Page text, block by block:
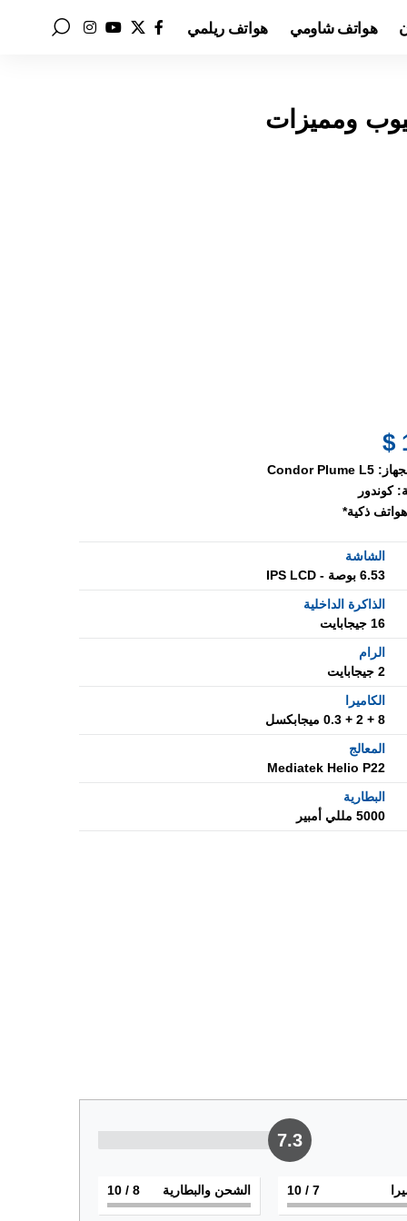
هواتف شاومي هواتف ريلمي
Condor Plume L5
كوندور
هواتف ذكية*
الشاشة
6.53 بوصة - IPS LCD
الذاكرة الداخلية
16 جيجابايت
الرام
2 جيجابايت
الكاميرا
8 + 2 + 0.3 ميجابكسل
المعالج
Mediatek Helio P22
البطارية
5000 مللي أمبير
7.3
7
/ 10 الشحن والبطارية 8
/ 10